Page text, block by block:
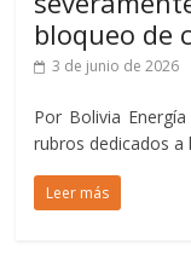
bloqueo de
3 de junio de 2026
Por Bolivia
rubros dedicados a
Leer más